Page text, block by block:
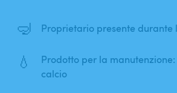
🤿 Proprietario presente durante
💧
Prodotto per la
calcio